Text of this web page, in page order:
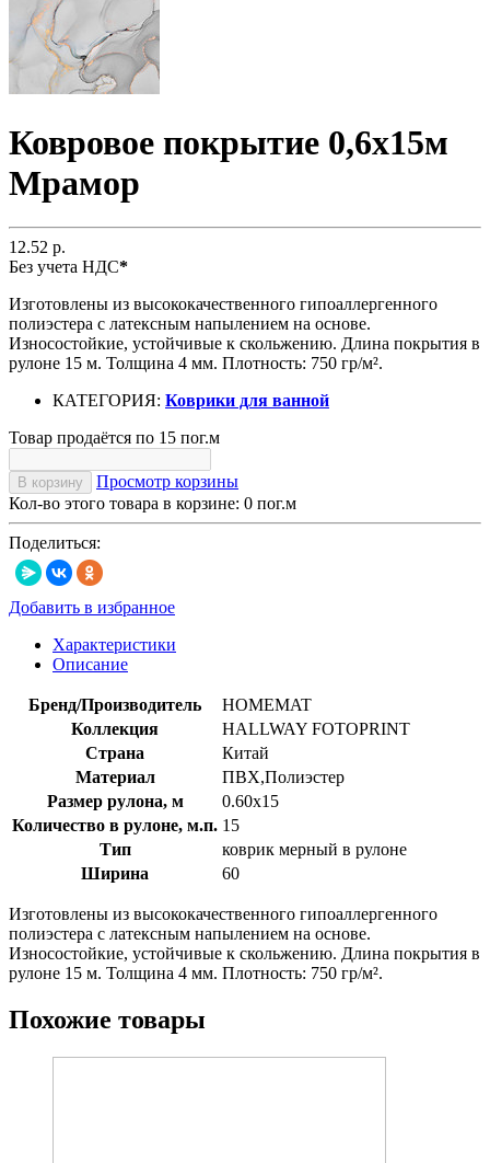
Ковровое покрытие 0,6х15м
Мрамор
12.52 р.
Без учета НДС*
Изготовлены из высококачественного гипоаллергенного
полиэстера с латексным напылением на основе.
Износостойкие, устойчивые к скольжению. Длина покрытия в
рулоне 15 м. Толщина 4 мм. Плотность: 750 гр/м².
КАТЕГОРИЯ: Коврики для ванной
Товар продаётся по 15 пог.м
В корзину
Просмотр корзины
Кол-во этого товара в корзине: 0 пог.м
Поделиться:
Добавить в избранное
Характеристики
Описание
Бренд/Производитель
HOMEMAT
Коллекция
HALLWAY FOTOPRINT
Страна
Китай
Материал
ПВХ,Полиэстер
Размер рулона, м
0.60х15
Количество в рулоне, м.п. 15
Тип
коврик мерный в рулоне
Ширина
60
Изготовлены из высококачественного гипоаллергенного
полиэстера с латексным напылением на основе.
Износостойкие, устойчивые к скольжению. Длина покрытия в
рулоне 15 м. Толщина 4 мм. Плотность: 750 гр/м².
Похожие товары